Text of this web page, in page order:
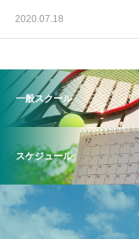
2020.07.18
一般スクール
スケジュール